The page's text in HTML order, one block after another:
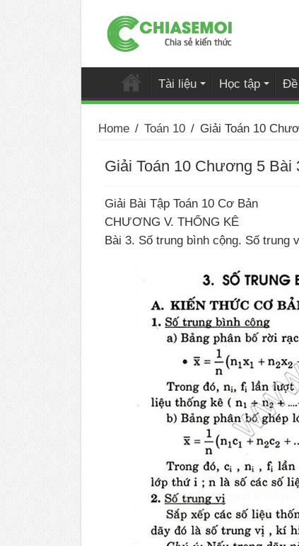
Tài liệu Học tập Đề
Home / Toán 10 / Giải Toán 10
Giải Toán 10 Chương 5 Bài
Giải Bài Tập Toán 10 Cơ Bản
CHƯƠNG V. THỐNG KÊ
Bài 3. Số trung bình cộng. Số trung